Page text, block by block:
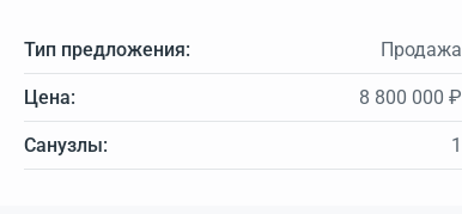
Тип предложения: Продажа
Цена: 8 800 000 ₽
Санузлы: 1